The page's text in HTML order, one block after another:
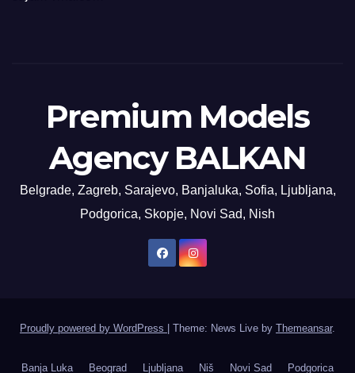
Premium Models
Agency BALKAN
Belgrade, Zagreb, Sarajevo, Banjaluka, Sofia, Ljubljana,
Podgorica, Skopje, Novi Sad, Nish
Proudly powered by WordPress Theme: News Live by Themeansar.
Banja Luka Beograd Ljubljana Niš Novi Sad Podgorica